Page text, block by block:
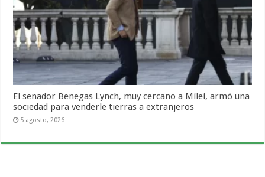
El senador Benegas Lynch, muy cercano a Milei, armó una
sociedad para venderle tierras a extranjeros
5 agosto, 2026